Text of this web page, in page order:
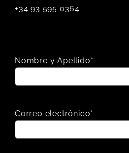
+34 93 595 0364
Nombre y Apellido*
Correo electrónico*